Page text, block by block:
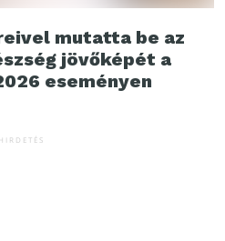
mutatta be az
jövőképét a
eseményen
HIRDETÉS